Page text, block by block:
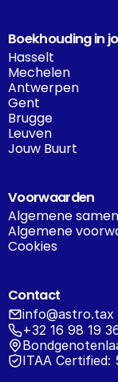
Boekhouding in
Hasselt
Mechelen
Antwerpen
Gent
Brugge
Leuven
Jouw Buurt
Voorwaarden
Algemene
Algemene
Cookies
Contact
info@astro.tax
+32 16 98 19
ITAA Certified: